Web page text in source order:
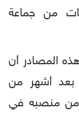
من جماعة
المصادر أن
بعد أشهر من
من منصبه في